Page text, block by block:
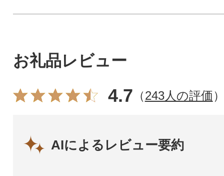
お礼品レビュー
4.7 （243人の評価
AIによるレビュー要約